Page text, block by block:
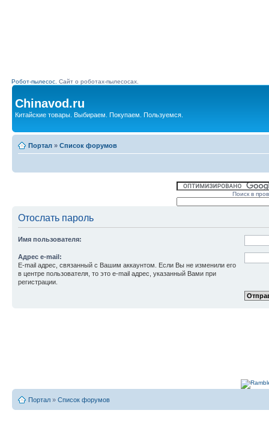
Робот-пылесос. Сайт о роботах-пылесосах.
Chinavod.ru
Китайские товары. Выбираем. Покупаем. Пользуемся.
Портал » Список форумов
Поиск в
Отослать пароль
Имя пользователя:
Адрес e-mail:
E-mail адрес, связанный с Вашим аккаунтом. Если Вы не изменили его
в центре пользователя, то это e-mail адрес, указанный Вами при
регистрации.
Портал » Список форумов